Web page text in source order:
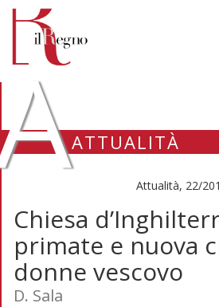
ATTUALITÀ
Attualità, 22/
Chiesa
primate e nuova
donne vescovo
D. Sala